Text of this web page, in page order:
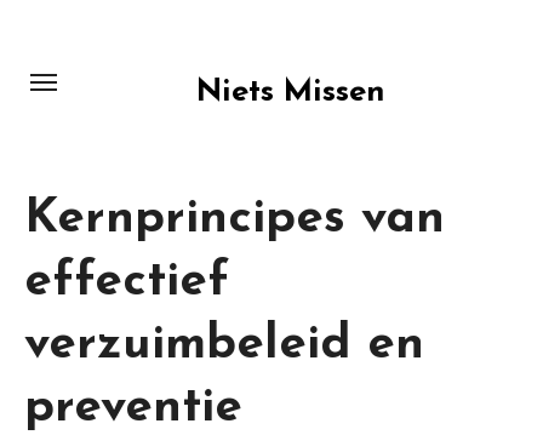
content
Niets Missen
Kernprincipes van
effectief
verzuimbeleid en
preventie